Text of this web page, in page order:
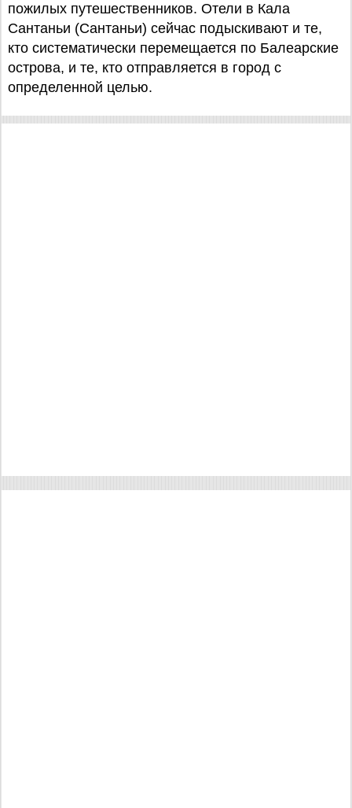
пожилых путешественников. Отели в Кала
Сантаньи (Сантаньи) сейчас подыскивают и те,
кто систематически перемещается по Балеарские
острова, и те, кто отправляется в город с
определенной целью.